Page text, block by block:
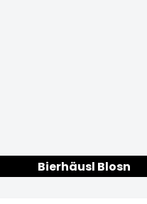
Bierhäusl Blosn